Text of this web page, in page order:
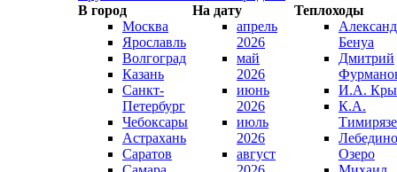
В город
На дату
Теплоходы
Москва
Ярославль
Волгоград
Казань
Санкт-
Петербург
Чебоксары
Астрахань
Саратов
апрель
2026
май
2026
июнь
2026
июль
2026
август
Бенуа
Дмитрий
И.А.
К.А.
Озеро